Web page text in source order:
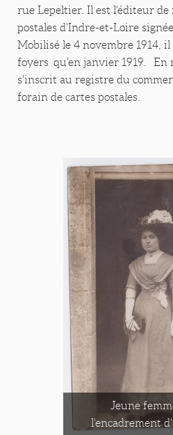
rue Lepeltier. Il est l'éditeur de
postales d'Indre-et-Loire
Mobilisé le 4 novembre 1914,
foyers qu'en janvier 1919. En
s'inscrit au registre du
forain de cartes postales.
Jeune
l'encadrement